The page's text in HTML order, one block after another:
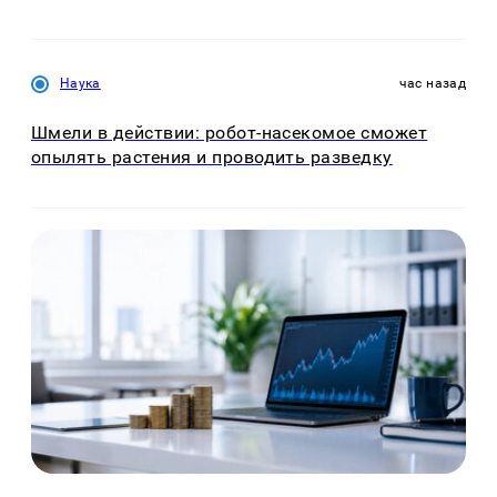
Наука час назад
Шмели в действии: робот-насекомое сможет
опылять растения и проводить разведку